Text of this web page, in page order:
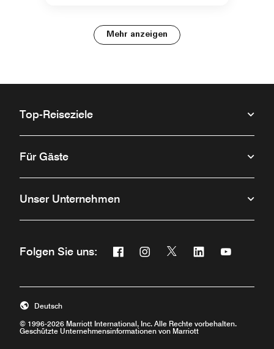
Mehr anzeigen
Top-Reiseziele
Für Gäste
Unser Unternehmen
Folgen Sie uns: Facebook
Öffnet ein neues Fenster
Instagram
Öffnet ein neues Fenster
Twitter
Öffnet ein neues
Linkedin
Öffnet ein neues
Öffnet ein
© 1996-2026 Marriott International, Inc. Alle Rechte vorbehalten.
Geschützte Unternehmensinformationen von Marriott
Deutsch